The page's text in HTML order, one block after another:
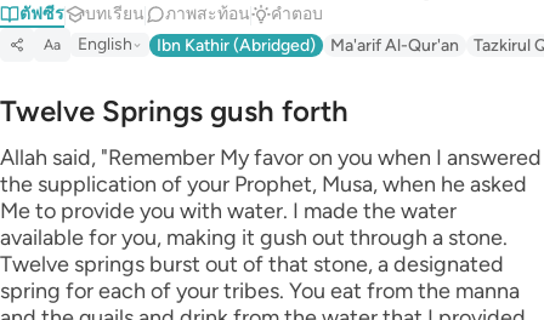
ตัฟซีร บทเรียน ภาพสะท้อน คำตอบ
Aa English Ibn Kathir (Abridged) Ma'arif Al-Qur'an Tazkirul
Twelve Springs gush forth
Allah said, "Remember My favor on you when I answered
the supplication of your Prophet, Musa, when he asked
Me to provide you with water. I made the water
available for you, making it gush out through a stone.
Twelve springs burst out of that stone, a designated
spring for each of your tribes. You eat from the manna